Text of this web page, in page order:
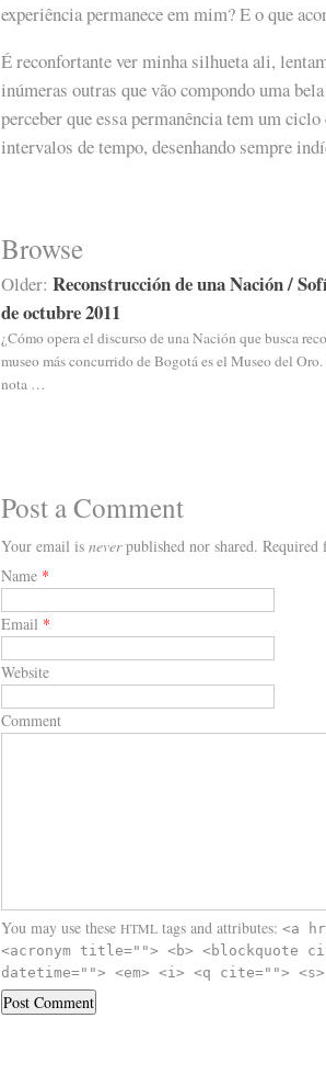
experiência permanece em mim? E o que
É reconfortante ver minha silhueta ali,
inúmeras outras que vão compondo uma
perceber que essa permanência tem um
intervalos de tempo, desenhando sempre
Browse
Older: Reconstrucción de una Nación /
de octubre 2011
¿Cómo opera el discurso de una Nación que busca
museo más concurrido de Bogotá es el Museo del Oro.
nota …
Post a Comment
Your email is neverpublished nor shared. Required
Name *
Email *
Website
Comment
You may use these HTML tags and attributes: <a
<acronym title=""> <b> <blockquote
datetime=""> <em> <i> <q cite="">